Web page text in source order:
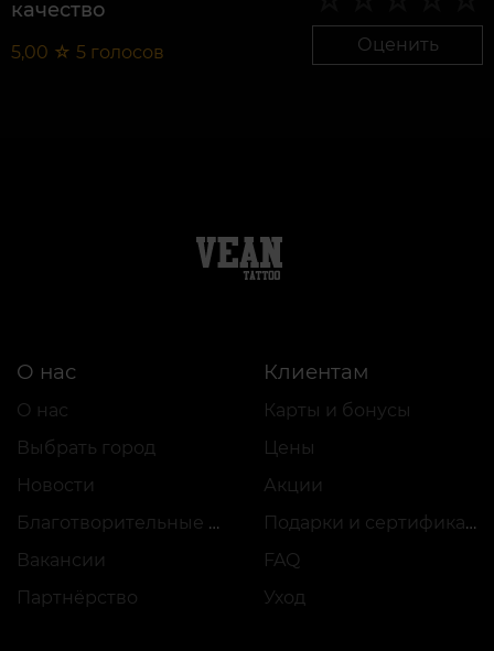
качество
5,00 ☆ 5 голосов Оценить
О нас
О нас
Выбрать город
Новости
Благотворительные проекты
Вакансии
Партнёрство
Клиентам
Карты и бонусы
Цены
Акции
Подарки и сертификаты
FAQ
Уход